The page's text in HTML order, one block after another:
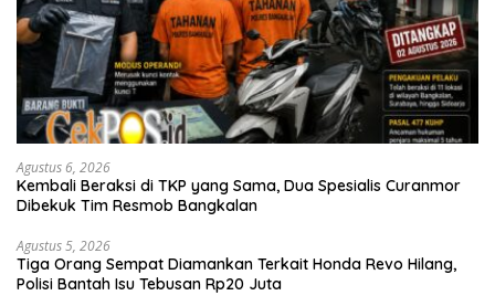
Agustus 6, 2026
Kembali Beraksi di TKP yang Sama, Dua Spesialis Curanmor
Dibekuk Tim Resmob Bangkalan
Agustus 5, 2026
Tiga Orang Sempat Diamankan Terkait Honda Revo Hilang,
Polisi Bantah Isu Tebusan Rp20 Juta